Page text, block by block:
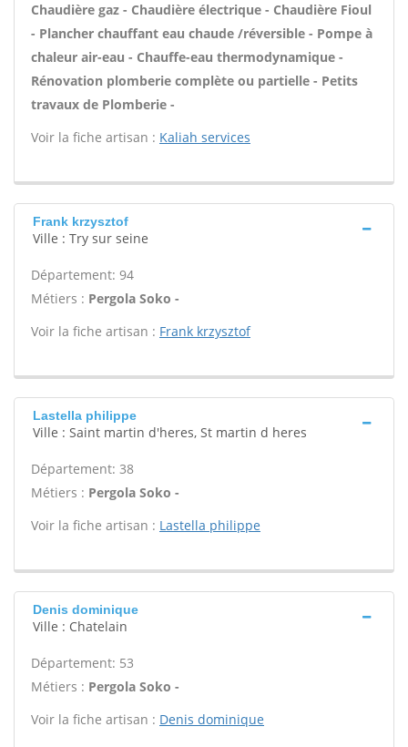
Chaudière gaz - Chaudière électrique - Chaudière Fioul
- Plancher chauffant eau chaude /réversible - Pompe à
chaleur air-eau - Chauffe-eau thermodynamique -
Rénovation plomberie complète ou partielle - Petits
travaux de Plomberie -
Voir la fiche artisan : Kaliah services
Frank krzysztof
Ville : Try sur seine
Département: 94
Métiers : Pergola Soko -
Voir la fiche artisan : Frank krzysztof
Lastella philippe
Ville : Saint martin d'heres, St martin d heres
Département: 38
Métiers : Pergola Soko -
Voir la fiche artisan : Lastella philippe
Denis dominique
Ville : Chatelain
Département: 53
Métiers : Pergola Soko -
Voir la fiche artisan : Denis dominique